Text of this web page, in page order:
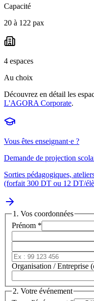
Capacité
20 à 122 pax
4 espaces
Au choix
Découvrez en détail les
L'AGORA Corporate.
Vous êtes enseignant·e ?
Demande de projection
Sorties pédagogiques,
(forfait 300 DT ou 12 DT/
1. Vos coordonnées
Prénom *
Organisation / Entreprise
2. Votre événement